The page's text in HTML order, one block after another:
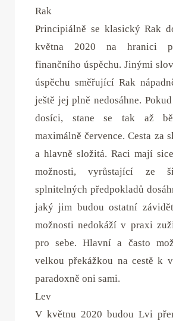
Rak
Principiálně se klasický Rak
května 2020 na hranici
finančního úspěchu. Jinými
úspěchu směřující Rak
ještě jej plně nedosáhne.
dosíci, stane se tak až
maximálně července. Cesta za
a hlavně složitá. Raci mají
možnosti, vyrůstající ze
splnitelných předpokladů
jaký jim budou ostatní
možnosti nedokáží v praxi
pro sebe. Hlavní a často
velkou překážkou na cestě k
paradoxně oni sami.
Lev
V květnu 2020 budou Lvi